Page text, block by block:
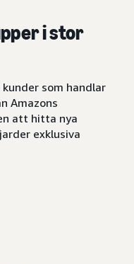
i stor
som handlar
Amazons
att hitta nya
exklusiva